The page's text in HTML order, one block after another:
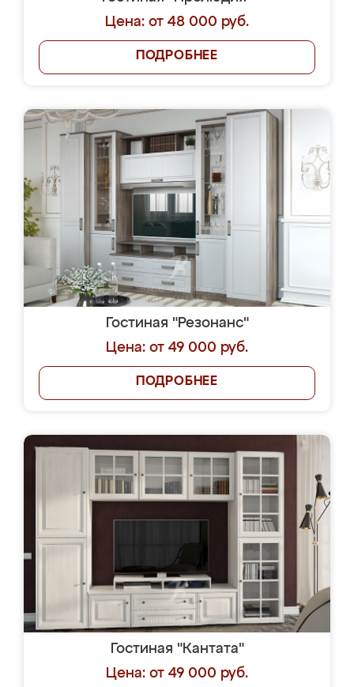
Цена: от 48 000 руб.
ПОДРОБНЕЕ
Гостиная "Резонанс"
Цена: от 49 000 руб.
ПОДРОБНЕЕ
Гостиная "Кантата"
Цена: от 49 000 руб.